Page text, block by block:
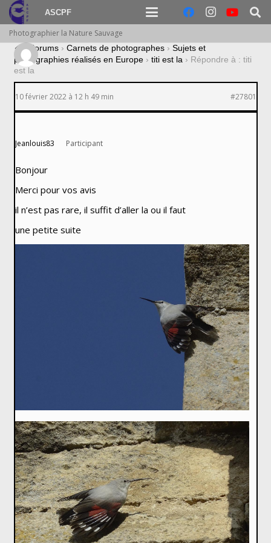
ASCPF
Photographier la Nature Sauvage
› Forums › Carnets de photographes › Sujets et
photographies réalisés en Europe › titi est la › Répondre à : titi
est la
10 février 2022 à 12 h 49 min #27801
Jeanlouis83 Participant
Bonjour
Merci pour vos avis
il n’est pas rare, il suffit d’aller la ou il faut
une petite suite